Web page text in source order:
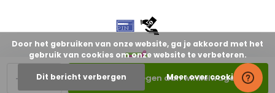
+
- Toevoegen aan winkelwagen
Door het gebruiken van onze website, ga je akkoord met het
gebruik van cookies om onze website te verbeteren.
Dit bericht verbergen Meer over cookies »